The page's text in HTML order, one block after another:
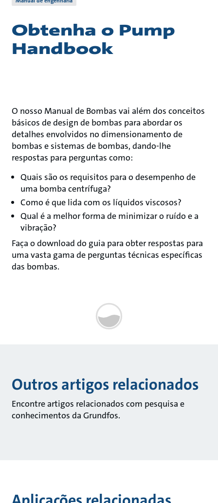
Obtenha o Pump
Handbook
O nosso Manual de Bombas vai além dos conceitos
básicos de design de bombas para abordar os
detalhes envolvidos no dimensionamento de
bombas e sistemas de bombas, dando-lhe
respostas para perguntas como:
Quais são os requisitos para o desempenho de
uma bomba centrífuga?
Como é que lida com os líquidos viscosos?
Qual é a melhor forma de minimizar o ruído e a
vibração?
Faça o download do guia para obter respostas para
uma vasta gama de perguntas técnicas específicas
das bombas.
Outros artigos relacionados
Encontre artigos relacionados com pesquisa e
conhecimentos da Grundfos.